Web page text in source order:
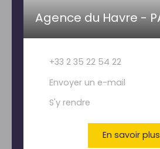
+33 2 35 22 54 22
Envoyer un e-mail
S'y rendre
En savoir plus